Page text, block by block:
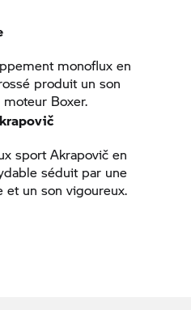
monoflux en
produit un son
Boxer.
sport Akrapovič en
séduit par une
et un son vigoureux.